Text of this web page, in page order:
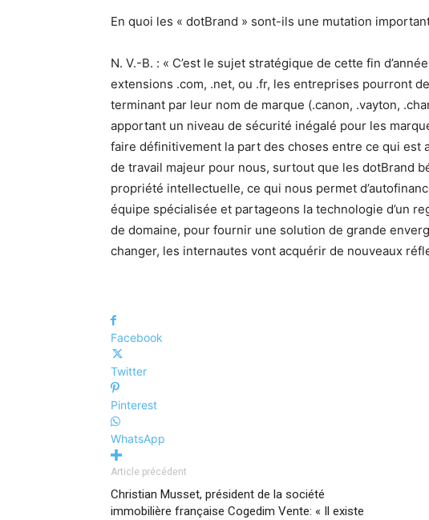
En quoi les « dotBrand » sont-ils une mutation
N. V.-B. : « C’est le sujet stratégique de cette fin
extensions .com, .net, ou .fr, les entreprises pourront
terminant par leur nom de marque (.canon, .vayton,
apportant un niveau de sécurité inégalé pour les
faire définitivement la part des choses entre ce qui est
de travail majeur pour nous, surtout que les dotBrand
propriété intellectuelle, ce qui nous permet
équipe spécialisée et partageons la technologie d’un
de domaine, pour fournir une solution de grande
changer, les internautes vont acquérir de nouveaux
Facebook
Twitter
Pinterest
WhatsApp
Article précédent
Christian Musset, président de la société
immobilière française Cogedim Vente: « Il existe